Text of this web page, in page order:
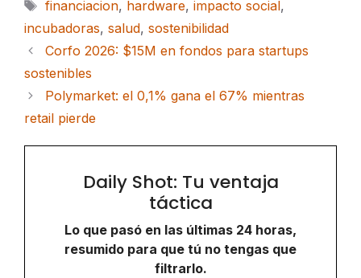
financiacion, hardware, impacto social,
incubadoras, salud, sostenibilidad
Corfo 2026: $15M en fondos para startups
sostenibles
Polymarket: el 0,1% gana el 67% mientras
retail pierde
Daily Shot: Tu ventaja
táctica
Lo que pasó en las últimas 24 horas,
resumido para que tú no tengas que
filtrarlo.